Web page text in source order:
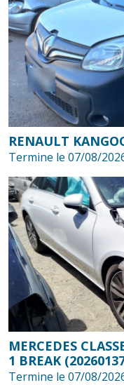
RENAULT
Termine le 07/08/
MERCEDES
1 BREAK
Termine le 07/08/